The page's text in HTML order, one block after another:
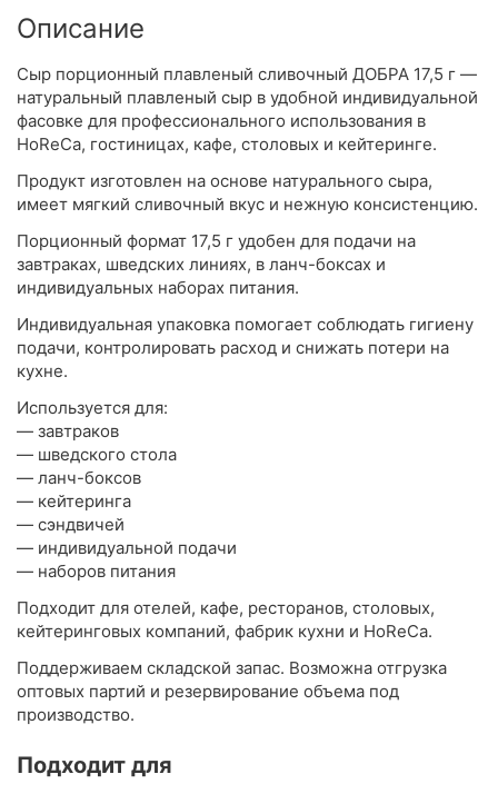
Описание
Сыр порционный плавленый сливочный ДОБРА 17,5 г —
натуральный плавленый сыр в удобной индивидуальной
фасовке для профессионального использования в
HoReCa, гостиницах, кафе, столовых и кейтеринге.
Продукт изготовлен на основе натурального сыра,
имеет мягкий сливочный вкус и нежную консистенцию.
Порционный формат 17,5 г удобен для подачи на
завтраках, шведских линиях, в ланч-боксах и
индивидуальных наборах питания.
Индивидуальная упаковка помогает соблюдать гигиену
подачи, контролировать расход и снижать потери на
кухне.
Используется для:
— завтраков
— шведского стола
— ланч-боксов
— кейтеринга
— сэндвичей
— индивидуальной подачи
— наборов питания
Подходит для отелей, кафе, ресторанов, столовых,
кейтеринговых компаний, фабрик кухни и HoReCa.
Поддерживаем складской запас. Возможна отгрузка
оптовых партий и резервирование объема под
производство.
Подходит для